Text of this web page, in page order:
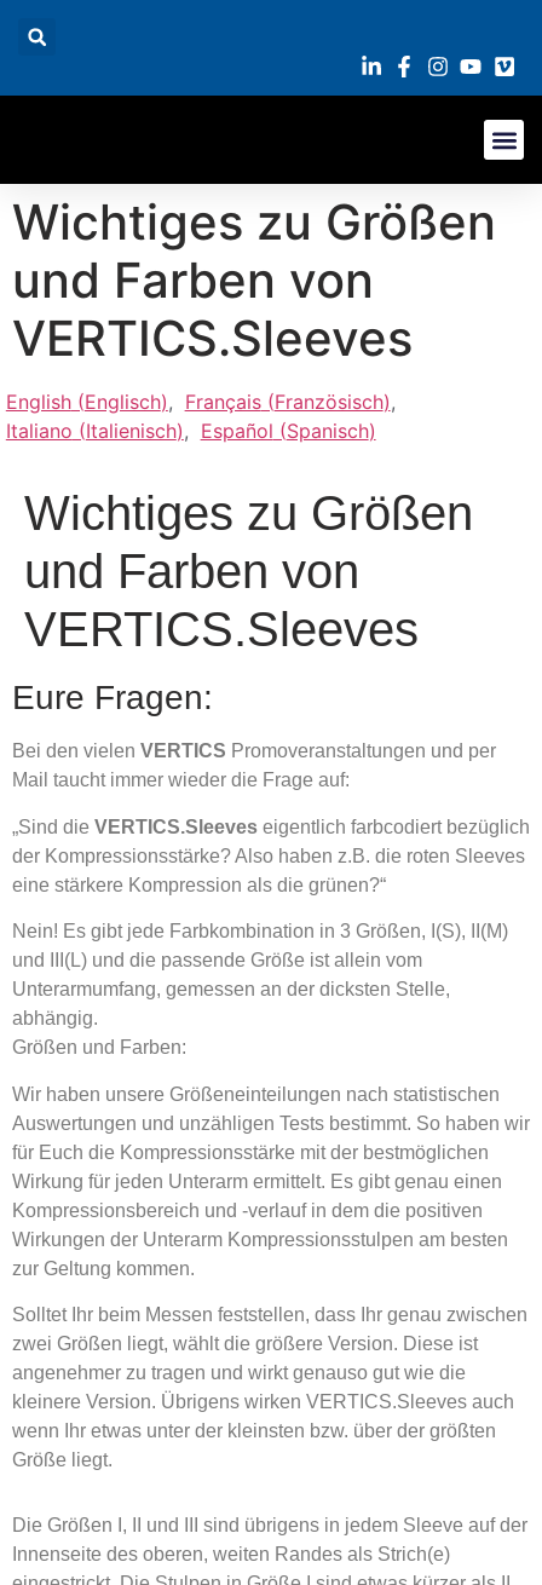
Wichtiges zu Größen
und Farben von
VERTICS.Sleeves
English(Englisch) Français(Französisch)
Italiano (Italienisch) Español (Spanisch)
Wichtiges zu Größen
und Farben von
VERTICS.Sleeves
Eure Fragen:
Bei den vielen VERTICS Promoveranstaltungen und per
Mail taucht immer wieder die Frage auf:
„Sind die VERTICS.Sleeves eigentlich farbcodiert bezüglich
der Kompressionsstärke? Also haben z.B. die roten Sleeves
eine stärkere Kompression als die grünen?“
Nein! Es gibt jede Farbkombination in 3 Größen, I(S), II(M)
und III(L) und die passende Größe ist allein vom
Unterarmumfang, gemessen an der dicksten Stelle,
abhängig.
Größen und Farben:
Wir haben unsere Größeneinteilungen nach statistischen
Auswertungen und unzähligen Tests bestimmt. So haben wir
für Euch die Kompressionsstärke mit der bestmöglichen
Wirkung für jeden Unterarm ermittelt. Es gibt genau einen
Kompressionsbereich und -verlauf in dem die positiven
Wirkungen der Unterarm Kompressionsstulpen am besten
zur Geltung kommen.
Solltet Ihr beim Messen feststellen, dass Ihr genau zwischen
zwei Größen liegt, wählt die größere Version. Diese ist
angenehmer zu tragen und wirkt genauso gut wie die
kleinere Version. Übrigens wirken VERTICS.Sleeves auch
wenn Ihr etwas unter der kleinsten bzw. über der größten
Größe liegt.
Die Größen I, II und III sind übrigens in jedem Sleeve auf der
Innenseite des oberen, weiten Randes als Strich(e)